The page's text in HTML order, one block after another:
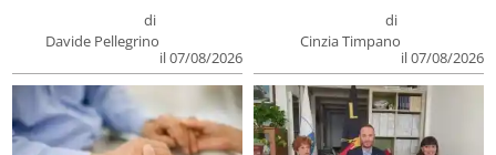
di
Davide Pellegrino
il 07/08/2026
di
Cinzia Timpano
il 07/08/2026